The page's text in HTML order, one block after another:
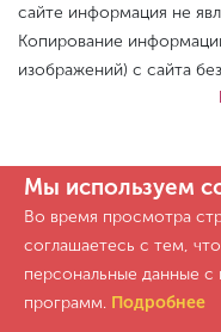
сайте информация не
Копирование
изображений) с сайта
Мы используем
Во время просмотра
соглашаетесь с тем,
персональные данные с
программ. Подробнее